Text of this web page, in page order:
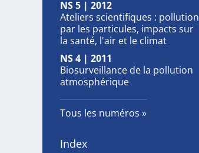
NS 5 | 2012
Ateliers scientifiques : pollution
par les particules, impacts sur
la santé, l'air et le climat
NS 4 | 2011
Biosurveillance de la pollution
atmosphérique
Tous les numéros
Index